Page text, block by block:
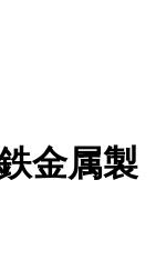
金属製